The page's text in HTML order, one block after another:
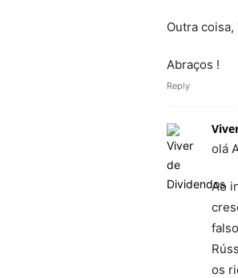
Outra
Abraços !
Reply
olá
Ao
os